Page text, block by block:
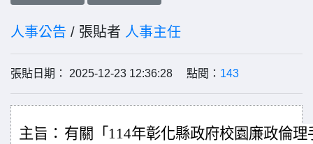
人事公告 / 張貼者 人事主任
張貼日期： 2025-12-23 12:36:28 點閱： 143
主旨： 有關「114年彰化縣政府校園廉政倫